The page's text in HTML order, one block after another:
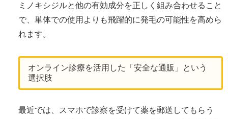
ミノキシジルと他の有効成分を正しく組み合わせること
で、単体での使用よりも飛躍的に発毛の可能性を高めら
れます。
オンライン診療を活用した「安全な通販」という
選択肢
最近では、スマホで診察を受けて薬を郵送してもらう